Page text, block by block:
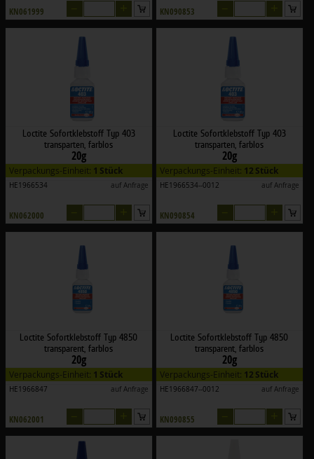
KN061999 KN090853
Loctite Sofortklebstoff Typ 403
transparten, farblos
20g
Verpackungs-Einheit: 1 Stück
HE1966534 auf Anfrage
KN062000
Loctite Sofortklebstoff Typ 403
transparten, farblos
20g
Verpackungs-Einheit: 12 Stück
HE1966534--0012 auf Anfrage
KN090854
Loctite Sofortklebstoff Typ 4850
transparent, farblos
20g
Verpackungs-Einheit: 1 Stück
HE1966847 auf Anfrage
KN062001
Loctite Sofortklebstoff Typ 4850
transparent, farblos
20g
Verpackungs-Einheit: 12 Stück
HE1966847--0012 auf Anfrage
KN090855